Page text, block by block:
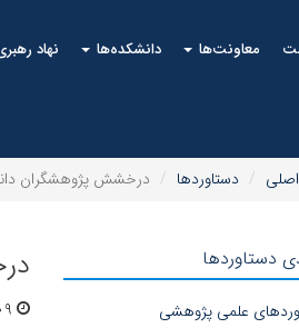
معاونت‌ها دانشکده‌ها نهاد
دستاوردها درخشش پژوهشگران دانشگاه دامغان در
دستاوردها
علمی پژوهشی